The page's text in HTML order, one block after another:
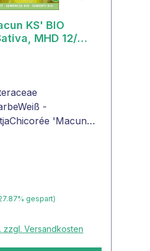
KS' BIO
MHD 12/
-
'Macun
Preis: gespart)
zzgl. Versandkosten